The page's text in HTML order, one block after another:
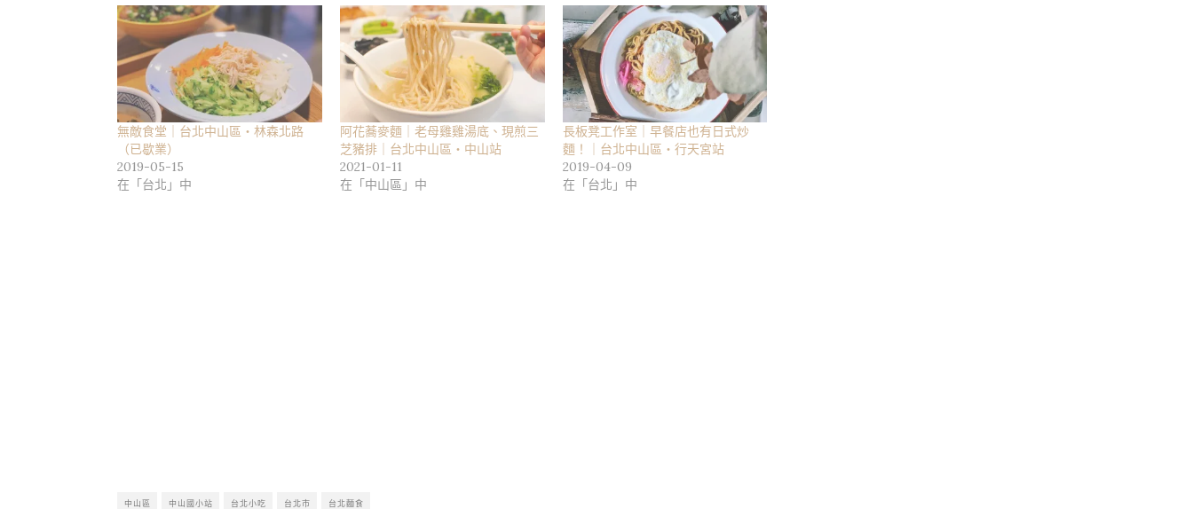
無敵食堂｜台北中山區・林森北路
（已歇業）
2019-05-15
在「台北」中
阿花蕎麥麵｜老母雞雞湯底、現煎三
芝豬排｜台北中山區・中山站
2021-01-11
在「中山區」中
長板凳工作室｜早餐店也有日式炒
麵！｜台北中山區・行天宮站
2019-04-09
在「台北」中
中山區 中山國小站 台北小吃 台北市 台北麵食